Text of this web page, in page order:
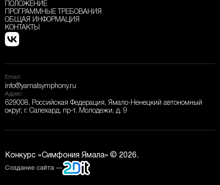
ПОЛОЖЕНИЕ
ПРОГРАММНЫЕ ТРЕБОВАНИЯ
ОБЩАЯ ИНФОРМАЦИЯ
КОНТАКТЫ
Email:
info@yamalsymphony.ru
Адрес:
629008, Российская Федерация, Ямало-Ненецкий автономный
округ, г. Салехард, пр-т. Молодежи, д. 9
Конкурс «Симфония Ямала» © 2026.
Создание сайта —